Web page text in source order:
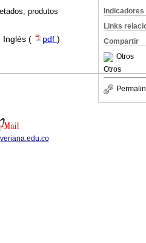
Indicadores
Links
Compartir
Otros
Otros
produtos
Inglés ( pdf )